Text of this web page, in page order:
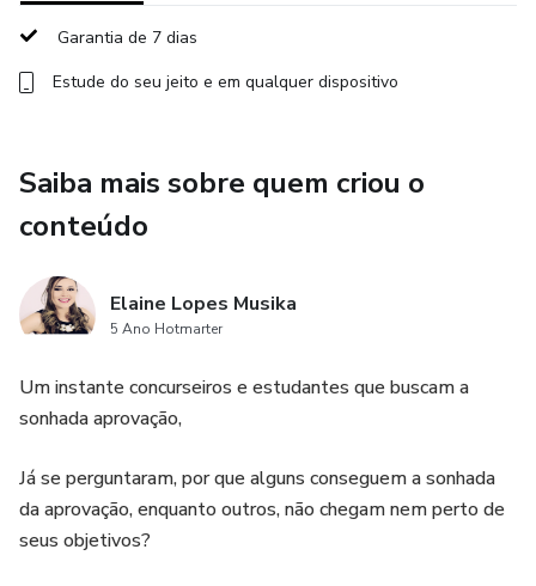
o empresário pode tirar suas dúvidas em tempo real, e
inclusive aprender a
conquistar seu milhão em
poucas semanas.
Garantia de 7 dias
Estude do seu jeito e em qualquer dispositivo
Saiba mais sobre quem criou o
conteúdo
Elaine Lopes Musika
5 Ano Hotmarter
Um instante concurseiros e estudantes que buscam a
sonhada aprovação,
Já se perguntaram, por que alguns conseguem a sonhada
da aprovação, enquanto outros, não chegam nem perto de
seus objetivos?